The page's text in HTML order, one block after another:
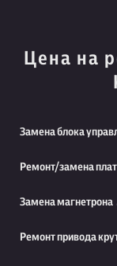
Цена на
Замена блока
Ремонт/замена
Замена магнетрона
Ремонт привода